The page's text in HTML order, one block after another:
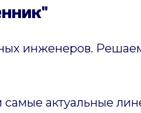
инженеров.
самые актуальные